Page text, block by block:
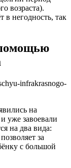
возраста).
в негодность, так
на
уже завоевали
на два вида:
за
с большой